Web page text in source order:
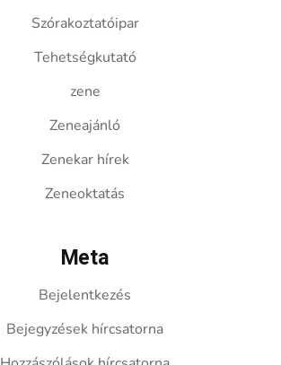
Szórakoztatóipar
Tehetségkutató
zene
Zeneajánló
Zenekar hírek
Zeneoktatás
Meta
Bejelentkezés
Bejegyzések hírcsatorna